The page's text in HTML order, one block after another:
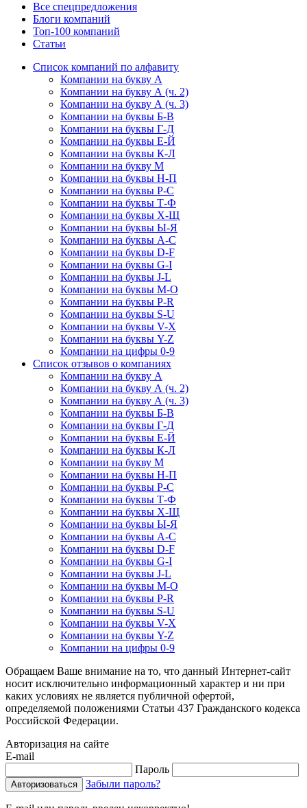
Все спецпредложения
Блоги компаний
Топ-100 компаний
Статьи
Список компаний по алфавиту
Компании на букву А
Компании на букву А (ч. 2)
Компании на букву А (ч. 3)
Компании на буквы Б-В
Компании на буквы Г-Д
Компании на буквы Е-Й
Компании на буквы К-Л
Компании на букву М
Компании на буквы Н-П
Компании на буквы Р-С
Компании на буквы Т-Ф
Компании на буквы Х-Щ
Компании на буквы Ы-Я
Компании на буквы A-C
Компании на буквы D-F
Компании на буквы G-I
Компании на буквы J-L
Компании на буквы M-O
Компании на буквы P-R
Компании на буквы S-U
Компании на буквы V-X
Компании на буквы Y-Z
Компании на цифры 0-9
Список отзывов о компаниях
Компании на букву А
Компании на букву А (ч. 2)
Компании на букву А (ч. 3)
Компании на буквы Б-В
Компании на буквы Г-Д
Компании на буквы Е-Й
Компании на буквы К-Л
Компании на букву М
Компании на буквы Н-П
Компании на буквы Р-С
Компании на буквы Т-Ф
Компании на буквы Х-Щ
Компании на буквы Ы-Я
Компании на буквы A-C
Компании на буквы D-F
Компании на буквы G-I
Компании на буквы J-L
Компании на буквы M-O
Компании на буквы P-R
Компании на буквы S-U
Компании на буквы V-X
Компании на буквы Y-Z
Компании на цифры 0-9
Обращаем Ваше внимание на то, что данный Интернет-сайт
носит исключительно информационный характер и ни при
каких условиях не является публичной офертой,
определяемой положениями Статьи 437 Гражданского кодекса
Российской Федерации.
Авторизация на сайте
E-mail
Пароль
Забыли пароль?